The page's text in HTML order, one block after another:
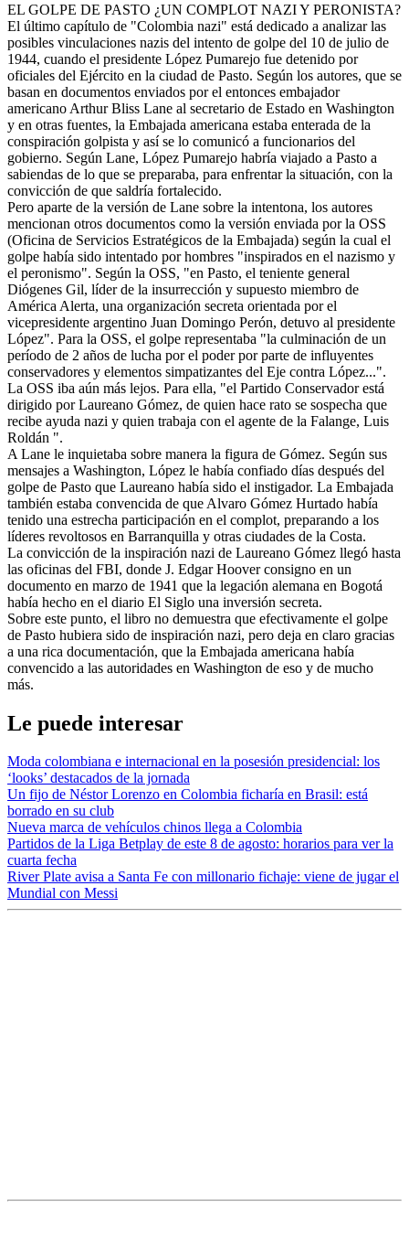
EL GOLPE DE PASTO ¿UN COMPLOT NAZI Y PERONISTA?
El último capítulo de "Colombia nazi" está dedicado a analizar las
posibles vinculaciones nazis del intento de golpe del 10 de julio de
1944, cuando el presidente López Pumarejo fue detenido por
oficiales del Ejército en la ciudad de Pasto. Según los autores, que se
basan en documentos enviados por el entonces embajador
americano Arthur Bliss Lane al secretario de Estado en Washington
y en otras fuentes, la Embajada americana estaba enterada de la
conspiración golpista y así se lo comunicó a funcionarios del
gobierno. Según Lane, López Pumarejo habría viajado a Pasto a
sabiendas de lo que se preparaba, para enfrentar la situación, con la
convicción de que saldría fortalecido.
Pero aparte de la versión de Lane sobre la intentona, los autores
mencionan otros documentos como la versión enviada por la OSS
(Oficina de Servicios Estratégicos de la Embajada) según la cual el
golpe había sido intentado por hombres "inspirados en el nazismo y
el peronismo". Según la OSS, "en Pasto, el teniente general
Diógenes Gil, líder de la insurrección y supuesto miembro de
América Alerta, una organización secreta orientada por el
vicepresidente argentino Juan Domingo Perón, detuvo al presidente
López". Para la OSS, el golpe representaba "la culminación de un
período de 2 años de lucha por el poder por parte de influyentes
conservadores y elementos simpatizantes del Eje contra López...".
La OSS iba aún más lejos. Para ella, "el Partido Conservador está
dirigido por Laureano Gómez, de quien hace rato se sospecha que
recibe ayuda nazi y quien trabaja con el agente de la Falange, Luis
Roldán ".
A Lane le inquietaba sobre manera la figura de Gómez. Según sus
mensajes a Washington, López le había confiado días después del
golpe de Pasto que Laureano había sido el instigador. La Embajada
también estaba convencida de que Alvaro Gómez Hurtado había
tenido una estrecha participación en el complot, preparando a los
líderes revoltosos en Barranquilla y otras ciudades de la Costa.
La convicción de la inspiración nazi de Laureano Gómez llegó hasta
las oficinas del FBI, donde J. Edgar Hoover consigno en un
documento en marzo de 1941 que la legación alemana en Bogotá
había hecho en el diario El Siglo una inversión secreta.
Sobre este punto, el libro no demuestra que efectivamente el golpe
de Pasto hubiera sido de inspiración nazi, pero deja en claro gracias
a una rica documentación, que la Embajada americana había
convencido a las autoridades en Washington de eso y de mucho
más.
Le puede interesar
Moda colombiana e internacional en la posesión presidencial: los
‘looks’ destacados de la jornada
Un fijo de Néstor Lorenzo en Colombia ficharía en Brasil: está
borrado en su club
Nueva marca de vehículos chinos llega a Colombia
Partidos de la Liga Betplay de este 8 de agosto: horarios para ver la
cuarta fecha
River Plate avisa a Santa Fe con millonario fichaje: viene de jugar el
Mundial con Messi